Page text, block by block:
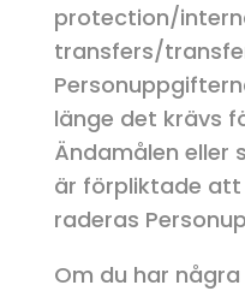
protection/
transfers/
länge det krävs
Ändamålen eller
är förpliktade
raderas
Om du har